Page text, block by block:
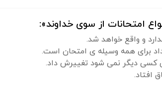
امتحانات از سوی خداوند»:
و واقع خواهد شد.
داد برای همه وسیله ی امتحان است.
کسی دیگر نمی شود تغییرش داد.
افتاد.